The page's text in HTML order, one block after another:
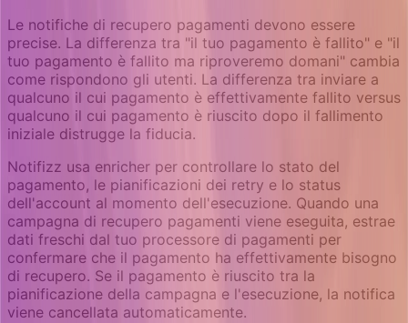
Le notifiche di recupero pagamenti devono essere
precise. La differenza tra "il tuo pagamento è fallito" e "il
tuo pagamento è fallito ma riproveremo domani" cambia
come rispondono gli utenti. La differenza tra inviare a
qualcuno il cui pagamento è effettivamente fallito versus
qualcuno il cui pagamento è riuscito dopo il fallimento
iniziale distrugge la fiducia.
Notifizz usa enricher per controllare lo stato del
pagamento, le pianificazioni dei retry e lo status
dell'account al momento dell'esecuzione. Quando una
campagna di recupero pagamenti viene eseguita, estrae
dati freschi dal tuo processore di pagamenti per
confermare che il pagamento ha effettivamente bisogno
di recupero. Se il pagamento è riuscito tra la
pianificazione della campagna e l'esecuzione, la notifica
viene cancellata automaticamente.